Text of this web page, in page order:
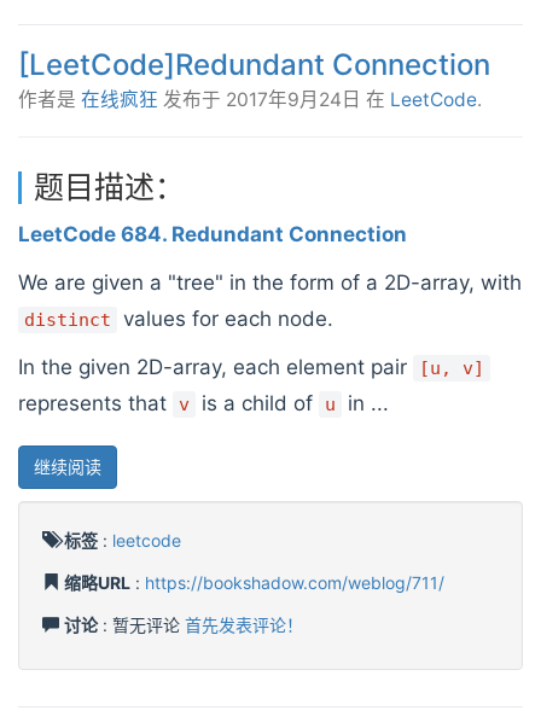
[LeetCode]Redundant Connection
作者是 在线疯狂 发布于 2017年9月24日 在 LeetCode.
题目描述：
LeetCode 684. Redundant Connection
We are given a "tree" in the form of a 2D-array, with
distinct
values for each node.
In the given 2D-array, each element pair
[u, v]
represents that v is a child of u in ...
继续阅读
标签 : leetcode
缩略URL : https://bookshadow.com/weblog/711/
讨论: 暂无评论 首先发表评论！